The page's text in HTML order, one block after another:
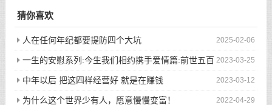
猜你喜欢
2025-02-06
人在任何年纪都要提防四个大坑
2023-03-25
一生的安慰系列:今生我们相约携手爱情篇:前世五百
次的回眸才换来今生的相遇
2023-03-12
中年以后 把这四样经营好 就是在赚钱
2022-04-29
为什么这个世界少有人，愿意慢慢变富！